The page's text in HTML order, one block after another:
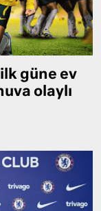
ilk güne ev
olaylı